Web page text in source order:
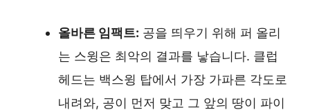
올바른 임팩트: 공을 띄우기 위해 퍼 올리
는 스윙은 최악의 결과를 낳습니다. 클럽
헤드는 백스윙 탑에서 가장 가파른 각도로
내려와, 공이 먼저 맞고 그 앞의 땅이 파이